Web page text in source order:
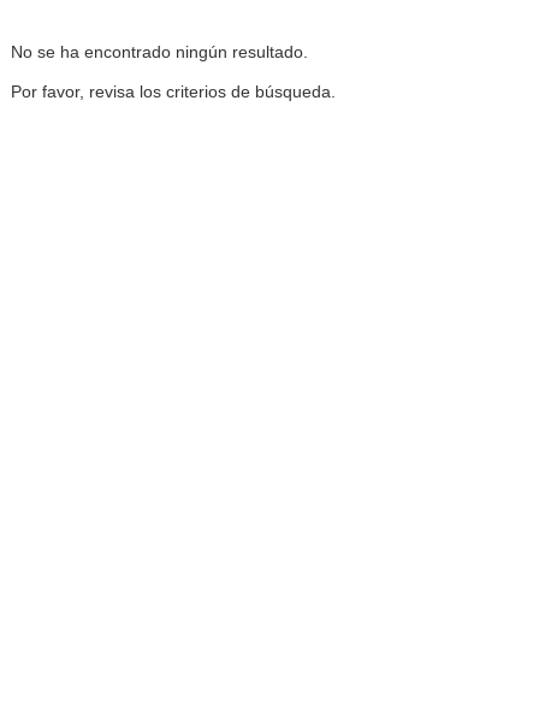
No se ha encontrado ningún resultado.
Por favor, revisa los criterios de búsqueda.